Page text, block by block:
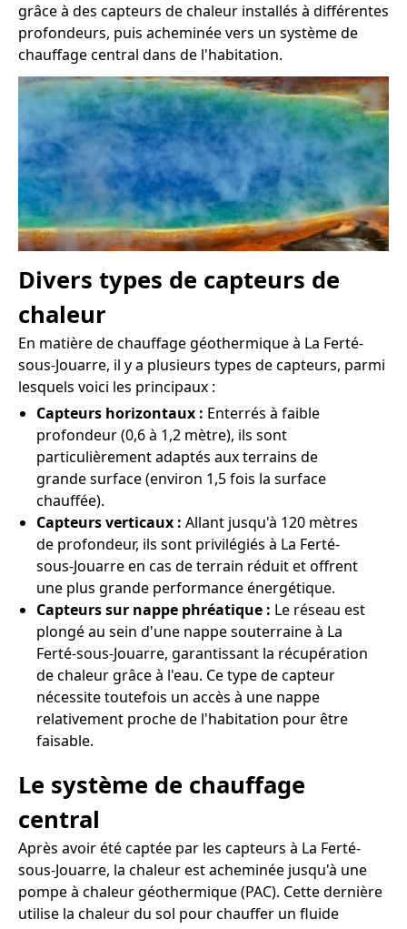
grâce à des capteurs de chaleur installés à différentes
profondeurs, puis acheminée vers un système de
chauffage central dans de l'habitation.
Divers types de capteurs de
chaleur
En matière de chauffage géothermique à La Ferté-
sous-Jouarre, il y a plusieurs types de capteurs, parmi
lesquels voici les principaux :
Capteurs horizontaux : Enterrés à faible
profondeur (0,6 à 1,2 mètre), ils sont
particulièrement adaptés aux terrains de
grande surface (environ 1,5 fois la surface
chauffée).
Capteurs verticaux : Allant jusqu'à 120 mètres
de profondeur, ils sont privilégiés à La Ferté-
sous-Jouarre en cas de terrain réduit et offrent
une plus grande performance énergétique.
Capteurs sur nappe phréatique : Le réseau est
plongé au sein d'une nappe souterraine à La
Ferté-sous-Jouarre, garantissant la récupération
de chaleur grâce à l'eau. Ce type de capteur
nécessite toutefois un accès à une nappe
relativement proche de l'habitation pour être
faisable.
Le système de chauffage
central
Après avoir été captée par les capteurs à La Ferté-
sous-Jouarre, la chaleur est acheminée jusqu'à une
pompe à chaleur géothermique (PAC). Cette dernière
utilise la chaleur du sol pour chauffer un fluide